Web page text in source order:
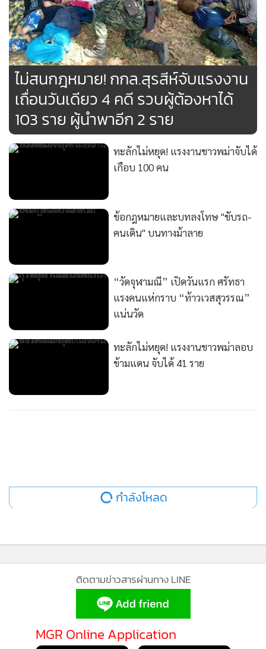
• ญี่ปุ่น
• News1
• Gotomanager
ไม่สนกฎหมาย! กกล.สุรสีห์จับแรงงาน
เถื่อนวันเดียว 4 คดี รวบผู้ต้องหาได้
103 ราย ผู้นำพาอีก 2 ราย
ทะลักไม่หยุด! แรงงานชาวพม่าจับได้
เกือบ 100 คน
ข้อกฎหมายและบทลงโทษ "ขับรถ-
คนเดิน" บนทางม้าลาย
“วัดจุฬามณี” เปิดวันแรก ศรัทธา
แรงคนแห่กราบ “ท้าวเวสสุวรรณ”
แน่นวัด
ทะลักไม่หยุด! แรงงานชาวพม่าลอบ
ข้ามแดน จับได้ 41 ราย
กำลังโหลด
ติดตามข่าวสารผ่านทาง LINE
MGR Online Application